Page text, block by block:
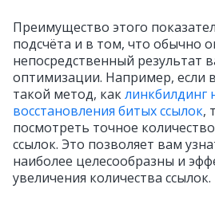
Преимущество этого
подсчёта и в том, что обычно
непосредственный результат
оптимизации. Например, если
такой метод, каклинкбилдинг
восстановления битых ссылок,
посмотреть точное
ссылок. Это позволяет вам
наиболее целесообразны и
увеличения количества ссылок.